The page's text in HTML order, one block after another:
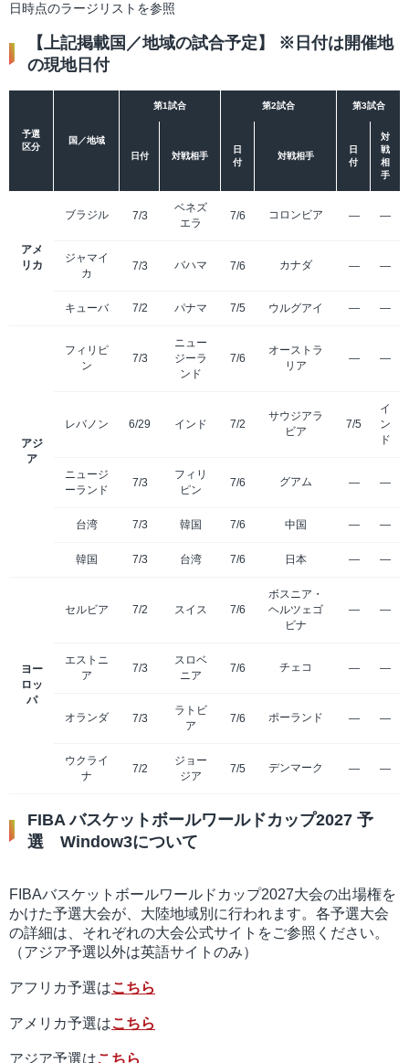
日時点のラージリストを参照
【上記掲載国／地域の試合予定】 ※日付は開催地
の現地日付
予選
区分
国／地域
第1試合 第2試合 第3試合
日付 対戦相手
日
付
対戦相手
日
付
対
戦
相
手
アメ
リカ
ブラジル 7/3
ベネズ
エラ
7/6 コロンビア — —
ジャマイ
カ
7/3 バハマ 7/6 カナダ — —
キューバ 7/2 パナマ 7/5 ウルグアイ — —
アジ
ア
フィリピ
ン
7/3
ニュー
ジーラ
ンド
7/6
オーストラ
リア
— —
レバノン 6/29 インド 7/2
サウジアラ
ビア
7/5
イ
ン
ド
ニュージ
ーランド
7/3
フィリ
ピン
7/6 グアム — —
台湾 7/3 韓国 7/6 中国 — —
韓国 7/3 台湾 7/6 日本 — —
ヨー
ロッ
パ
セルビア 7/2 スイス 7/6
ボスニア・
ヘルツェゴ
ビナ
— —
エストニ
ア
7/3
スロベ
ニア
7/6 チェコ — —
オランダ 7/3
ラトビ
ア
7/6 ポーランド — —
ウクライ
ナ
7/2
ジョー
ジア
7/5 デンマーク — —
FIBA バスケットボールワールドカップ2027 予
選 Window3について
FIBAバスケットボールワールドカップ2027大会の出場権を
かけた予選大会が、大陸地域別に行われます。各予選大会
の詳細は、それぞれの大会公式サイトをご参照ください。
（アジア予選以外は英語サイトのみ）
アフリカ予選はこちら
アメリカ予選はこちら
アジア予選はこちら